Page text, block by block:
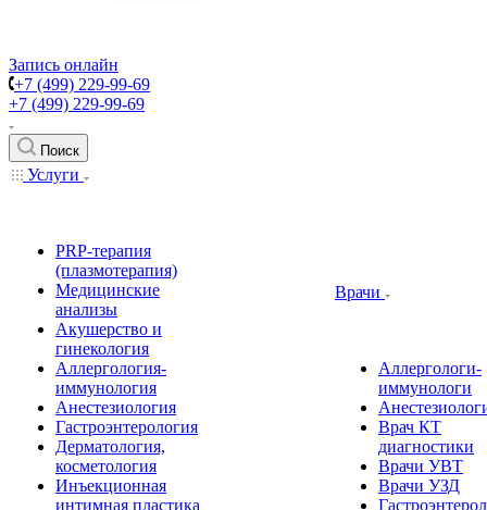
Запись онлайн
+7 (499) 229-99-69
+7 (499) 229-99-69
Поиск
Услуги
PRP-терапия
(плазмотерапия)
Медицинские
анализы
Акушерство и
гинекология
Аллергология-
иммунология
Анестезиология
Гастроэнтерология
Дерматология,
косметология
Инъекционная
интимная пластика
Врачи
Аллергологи-
иммунологи
Врач КТ
диагностики
Врачи УВТ
Врачи УЗД